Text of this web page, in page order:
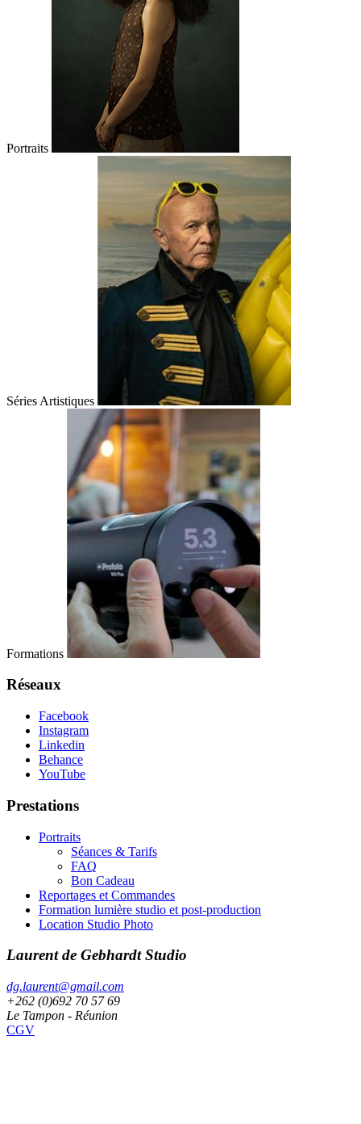
Portraits
Séries Artistiques
Formations
Réseaux
Facebook
Instagram
Linkedin
Behance
YouTube
Prestations
Portraits
Séances & Tarifs
FAQ
Bon Cadeau
Reportages et Commandes
Formation lumière studio et post-production
Location Studio Photo
Laurent de Gebhardt Studio
dg.laurent@gmail.com
+262 (0)692 70 57 69
Le Tampon - Réunion
CGV